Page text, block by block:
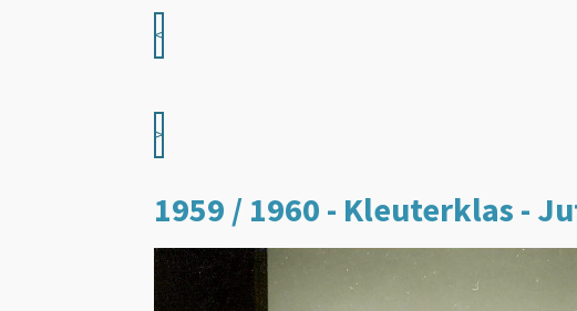
<
>
1959 / 1960 - Kleuterklas -